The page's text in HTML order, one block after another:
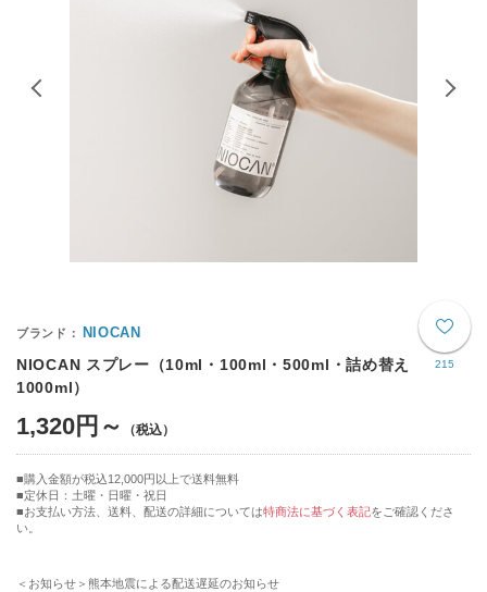
215
NIOCAN
NIOCAN スプレー（10ml・100ml・500ml・詰め替え
1000ml）
1,320円～
購入金額が税込12,000円以上で送料無料
定休日：土曜・日曜・祝日
■お支払い方法、送料、配送の詳細については特商法に基づく表記をご確認くださ
い。
＜お知らせ＞熊本地震による配送遅延のお知らせ